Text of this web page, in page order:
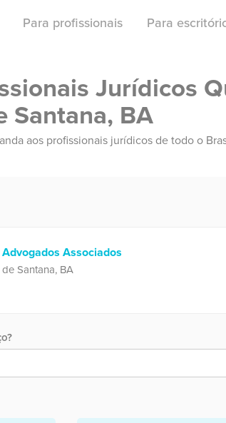
Para profissionais Para
Jurídicos
Santana, BA
aos profissionais jurídicos de todo o
Associados
Santana, BA